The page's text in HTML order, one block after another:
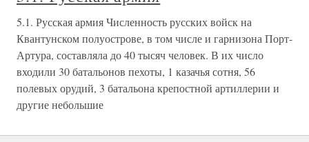
5.1. Русская армия Численность русских войск на
Квантунском полуострове, в том числе и гарнизона Порт-
Артура, составляла до 40 тысяч человек. В их число
входили 30 батальонов пехоты, 1 казачья сотня, 56
полевых орудий, 3 батальона крепостной артиллерии и
другие небольшие